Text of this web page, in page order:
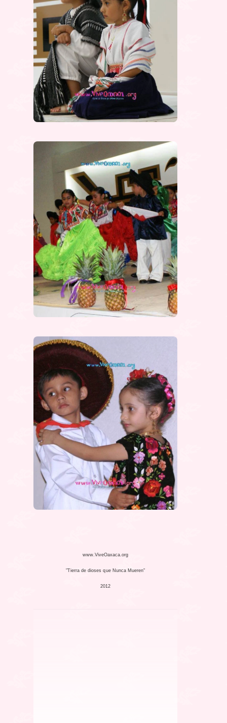
www.ViveOaxaca.org
"Tierra de dioses que Nunca Mueren"
2012